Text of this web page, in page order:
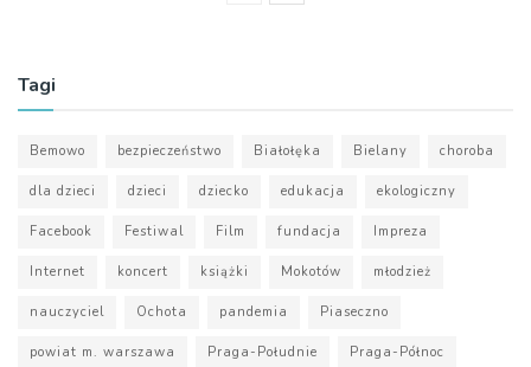
Tagi
Bemowo bezpieczeństwo Białołęka Bielany choroba
dla dzieci dzieci dziecko edukacja ekologiczny
Facebook Festiwal Film fundacja Impreza
Internet koncert książki Mokotów młodzież
nauczyciel Ochota pandemia Piaseczno
powiat m. warszawa Praga-Południe Praga-Północ